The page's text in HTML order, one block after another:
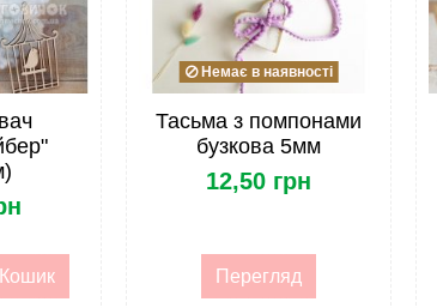
20*30см
З візерунком
Корея
Фетр і войлок
Немає в наявності
Тасьма з помпонами
бузкова 5мм
12,50 грн
Перегляд